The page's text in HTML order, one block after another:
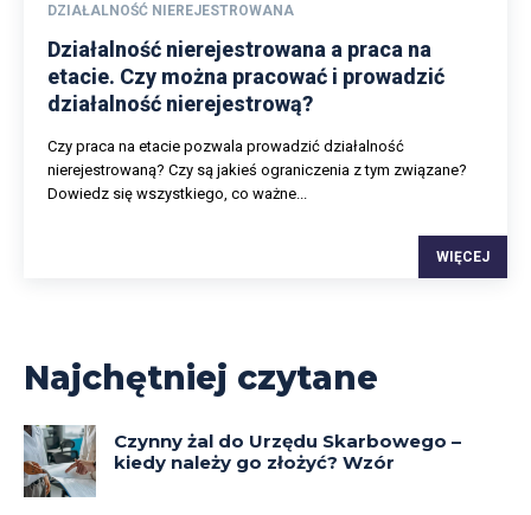
DZIAŁALNOŚĆ NIEREJESTROWANA
Działalność nierejestrowana a praca na
etacie. Czy można pracować i prowadzić
działalność nierejestrową?
Czy praca na etacie pozwala prowadzić działalność
nierejestrowaną? Czy są jakieś ograniczenia z tym związane?
Dowiedz się wszystkiego, co ważne...
WIĘCEJ
Najchętniej czytane
Czynny żal do Urzędu Skarbowego –
kiedy należy go złożyć? Wzór